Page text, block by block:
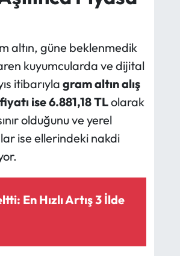
altın, güne beklenmedik
kuyumcularda ve dijital
itibarıyla gram altın alış
ise 6.881,18 TLolarak
olduğunu ve yerel
ise ellerindeki nakdi
En Hızlı Artış 3 İlde